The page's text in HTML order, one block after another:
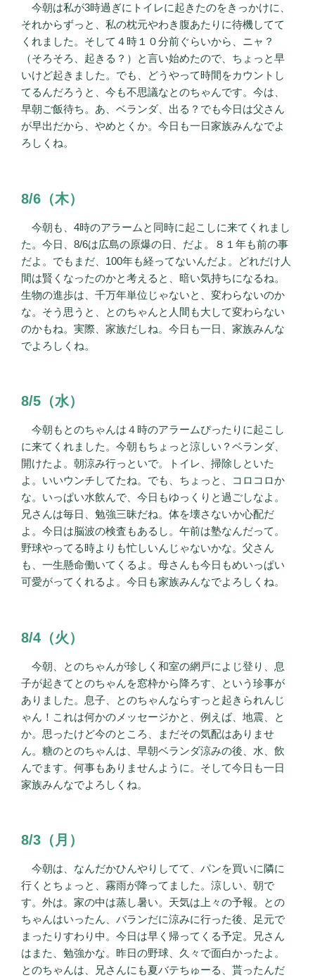
今朝は私が3時過ぎにトイレに起きたのをきっかけに、
それからずっと、私の枕元やわき腹あたりに待機してて
くれました。そして４時１０分前ぐらいから、ニャ？
（そろそろ、起きる？）と言い始めたので、ちょっと早
いけど起きました。でも、どうやって時間をカウントし
てるんだろうと、今も不思議なとのちゃんです。今は、
早朝ご飯待ち。あ、ベランダ、出る？でも今日は父さん
が早出だから、やめとくか。今日も一日家族みんなでよ
ろしくね。
8/6（木）
今朝も、4時のアラームと同時に起こしに来てくれまし
た。今日、8/6は広島の原爆の日、だよ。８１年も前の事
だよ。でもまだ、100年も経ってないんだよ。どれだけ人
間は賢くなったのかと考えると、暗い気持ちになるね。
生物の進歩は、千万年単位じゃないと、変わらないのか
な。そう思うと、とのちゃんと人間も大して変わらない
のかもね。実際、家族だしね。今日も一日、家族みんな
でよろしくね。
8/5（水）
今朝もとのちゃんは４時のアラームぴったりに起こし
に来てくれました。今朝もちょっと涼しい？ベランダ、
開けたよ。朝涼み行っといで。トイレ、掃除しといた
よ。いいウンチしてたね。でも、ちょっと、コロコロか
な。いっぱい水飲んで、今日もゆっくりと過ごしなよ。
兄さんは毎日、勉強三昧だね。体を壊さないか心配だ
よ。今日は脳波の検査もあるし。午前は塾なんだって。
野球やってる時よりも忙しいんじゃないかな。父さん
も、一生懸命働いてくるよ。母さんも今日もめいっぱい
可愛がってくれるよ。今日も家族みんなでよろしくね。
8/4（火）
今朝、とのちゃんが珍しく和室の網戸によじ登り、息
子が起きてとのちゃんを窓枠から降ろす、という珍事が
ありました。息子、とのちゃんならすっと起きられんじ
ゃん！これは何かのメッセージかと、例えば、地震、と
か。思ったけど今のところ、まだその気配はありませ
ん。糖のとのちゃんは、早朝ベランダ涼みの後、水、飲
んでます。何事もありませんように。そして今日も一日
家族みんなでよろしくね。
8/3（月）
今朝は、なんだかひんやりしてて、パンを買いに隣に
行くとちょっと、霧雨が降ってました。涼しい、朝で
す。外は。家の中は蒸し暑い。天気は上々の予報。との
ちゃんはいったん、バランだに涼みに行った後、足元で
まったりすわり中。今日は早く帰ってくる予定。兄さん
はまた、勉強かな。昨日の野球、久々で面白かったよ。
とのちゃんは、兄さんにも夏バテちゅーる、貰ったんだ